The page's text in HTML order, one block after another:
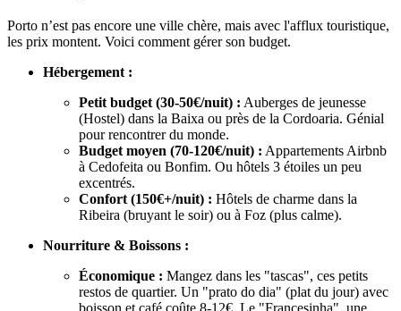
Porto n’est pas encore une ville chère, mais avec l'afflux touristique,
les prix montent. Voici comment gérer son budget.
Hébergement :
Petit budget (30-50€/nuit) : Auberges de jeunesse
(Hostel) dans la Baixa ou près de la Cordoaria. Génial
pour rencontrer du monde.
Budget moyen (70-120€/nuit) : Appartements Airbnb
à Cedofeita ou Bonfim. Ou hôtels 3 étoiles un peu
excentrés.
Confort (150€+/nuit) : Hôtels de charme dans la
Ribeira (bruyant le soir) ou à Foz (plus calme).
Nourriture & Boissons :
Économique : Mangez dans les "tascas", ces petits
restos de quartier. Un "prato do dia" (plat du jour) avec
boisson et café coûte 8-12€. Le "Francesinha", une